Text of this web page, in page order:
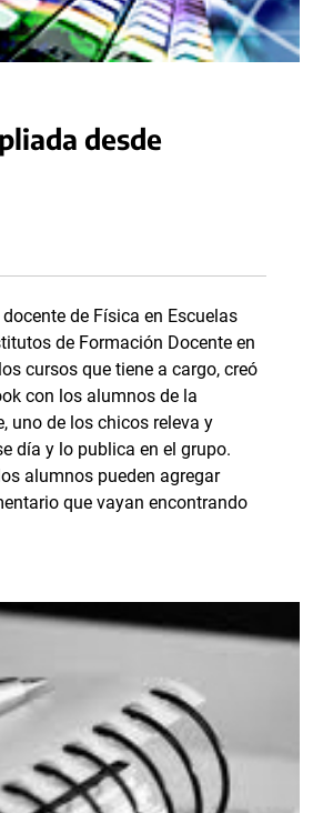
desde
de Física en Escuelas
de Formación Docente en
cursos que tiene a cargo, creó
con los alumnos de la
uno de los chicos releva y
día y lo publica en el grupo.
alumnos pueden agregar
que vayan encontrando